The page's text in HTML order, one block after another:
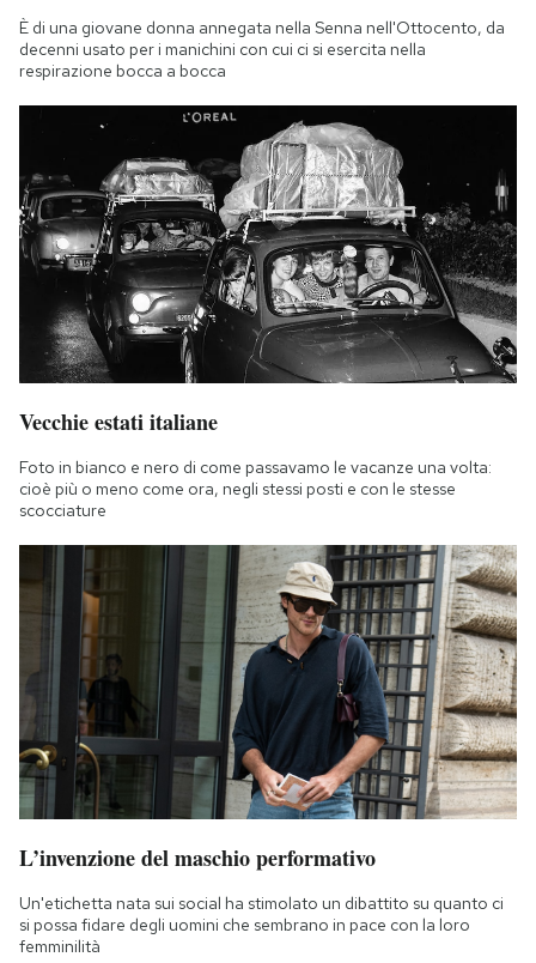
È di una giovane donna annegata nella Senna nell'Ottocento, da
decenni usato per i manichini con cui ci si esercita nella
respirazione bocca a bocca
Vecchie estati italiane
Foto in bianco e nero di come passavamo le vacanze una volta:
cioè più o meno come ora, negli stessi posti e con le stesse
scocciature
L’invenzione del maschio performativo
Un'etichetta nata sui social ha stimolato un dibattito su quanto ci
si possa fidare degli uomini che sembrano in pace con la loro
femminilità